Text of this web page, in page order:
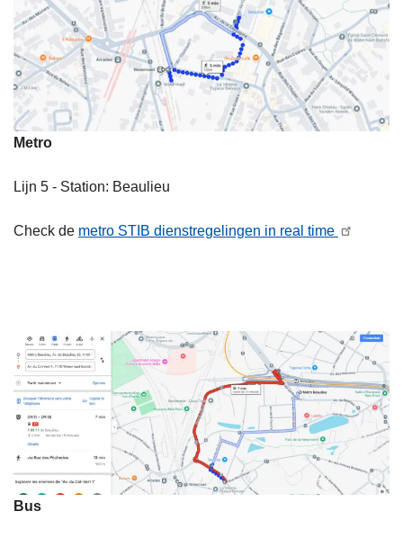
Metro
Lijn 5 - Station: Beaulieu
Check de metro STIB dienstregelingen in real time
Bus